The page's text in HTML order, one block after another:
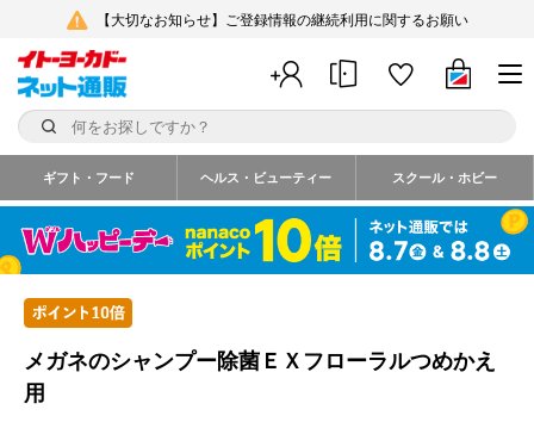
【大切なお知らせ】ご登録情報の継続利用に関するお願い
ギフト・フード ヘルス・ビューティー スクール・ホビー
メガネのシャンプー除菌ＥＸフローラルつめかえ
用